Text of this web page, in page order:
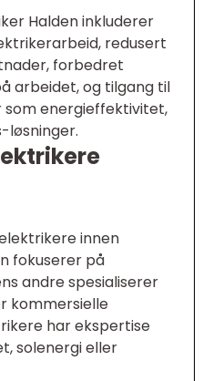
Halden inkluderer
redusert
forbedret
arbeidet, og tilgang til
energieffektivitet,
løsninger.
innen
fokuserer på
andre spesialiserer
kommersielle
har ekspertise
solenergi eller